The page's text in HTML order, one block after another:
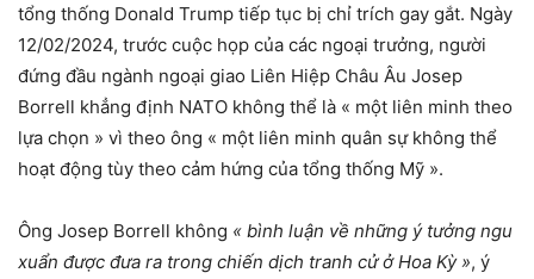
tổng thống Donald Trump tiếp tục bị chỉ trích gay gắt. Ngày
12/02/2024, trước cuộc họp của các ngoại trưởng, người
đứng đầu ngành ngoại giao Liên Hiệp Châu Âu Josep
Borrell khẳng định NATO không thể là « một liên minh theo
lựa chọn » vì theo ông « một liên minh quân sự không thể
hoạt động tùy theo cảm hứng của tổng thống Mỹ ».
Ông Josep Borrell không « bình luận về những ý tưởng ngu
xuẩn được đưa ra trong chiến dịch tranh cử ở Hoa Kỳ », ý